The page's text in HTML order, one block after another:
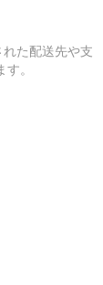
た配送先や支
。